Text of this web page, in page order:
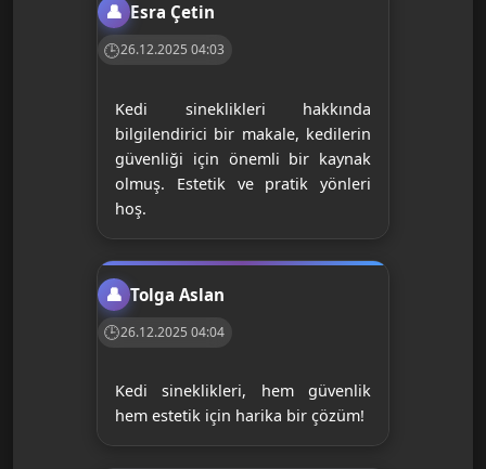
Esra Çetin
26.12.2025 04:03
Kedi sineklikleri hakkında
bilgilendirici bir makale, kedilerin
güvenliği için önemli bir kaynak
olmuş. Estetik ve pratik yönleri
hoş.
Tolga Aslan
26.12.2025 04:04
Kedi sineklikleri, hem güvenlik
hem estetik için harika bir çözüm!